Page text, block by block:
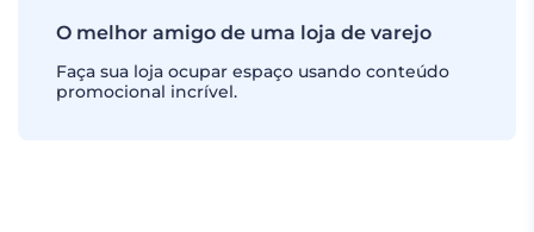
O melhor amigo de uma loja de varejo
Faça sua loja ocupar espaço usando conteúdo
promocional incrível.